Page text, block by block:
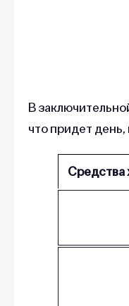
В
что придет день,
Средства